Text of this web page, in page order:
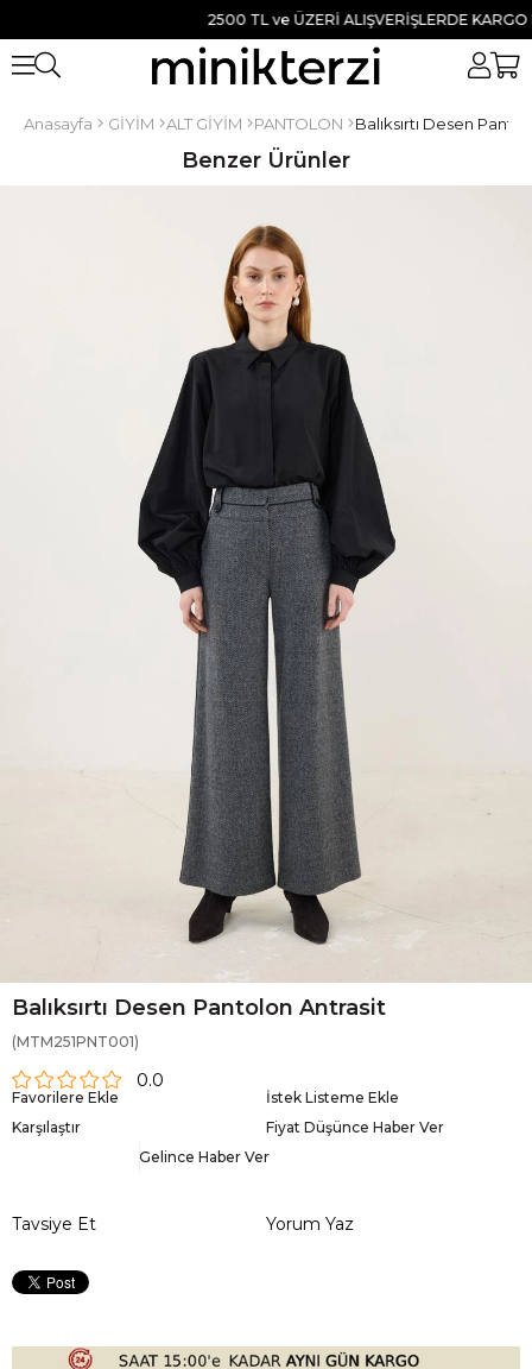
2500 TL ve ÜZERİ ALIŞVERİŞLERDE KARGO
Anasayfa GİYİM ALT GİYİM PANTOLON Balıksırtı Desen
Benzer Ürünler
Balıksırtı Desen Pantolon Antrasit
(MTM251PNT001)
0.0
Favorilere Ekle
İstek Listeme Ekle
Karşılaştır
Fiyat Düşünce Haber Ver
Gelince Haber Ver
Tavsiye Et Yorum Yaz